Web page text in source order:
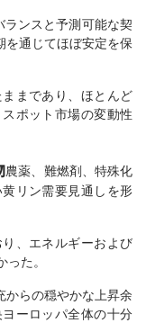
ランスと予測可能な契
を通じてほぼ安定を保
まであり、ほとんど
ポット市場の変動性
農薬、難燃剤、特殊化
リン需要見通しを形
、エネルギーおよび
た。
からの穏やかな上昇余
ーロッパ全体の十分